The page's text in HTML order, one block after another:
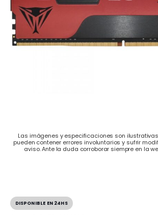
Las imágenes y especificaciones son
pueden contener errores involuntarios y sufrir
aviso. Ante la duda corroborar siempre en la
DISPONIBLE EN 24HS